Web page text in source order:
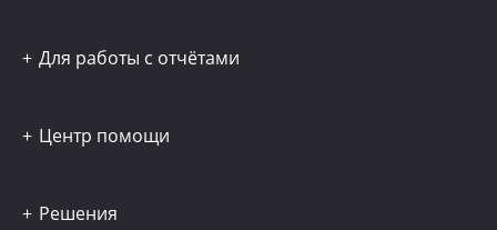
Для работы с отчётами
Центр помощи
Решения